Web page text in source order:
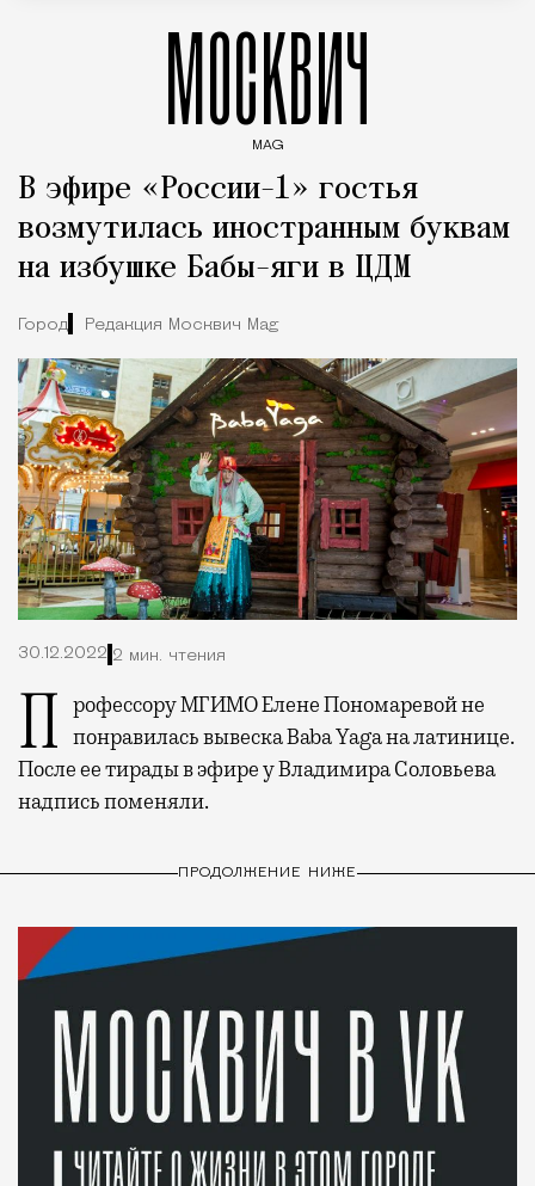
МОСКВИЧ
MAG
В эфире «России-1» гостья
возмутилась иностранным буквам
на избушке Бабы-яги в ЦДМ
Город Редакция Москвич Mag
30.12.2022 2 мин. чтения
Профессору МГИМО Елене Пономаревой не понравилась вывеска Baba Yagа на латинице.
После ее тирады в эфире у Владимира Соловьева
надпись поменяли.
ПРОДОЛЖЕНИЕ НИЖЕ